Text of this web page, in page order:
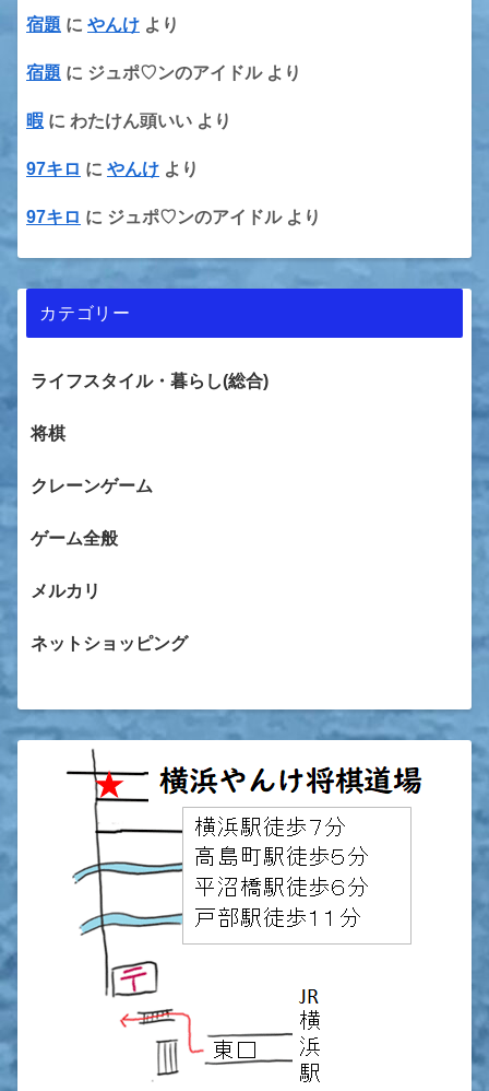
宿題 に やんけ より
宿題 に ジュポ♡ンのアイドルより
暇 に わたけん頭いい より
97キロ に やんけ より
97キロ に ジュポ♡ンのアイドルより
カテゴリー
ライフスタイル・暮らし(総合)
将棋
クレーンゲーム
ゲーム全般
メルカリ
ネットショッピング